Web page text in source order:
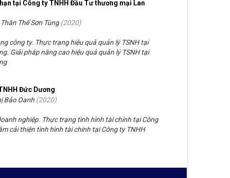
tại Công ty TNHH Đầu Tư thương mại Lan
Thế Sơn Tùng(2020)
công ty. Thực trạng hiệu quả quản lý TSNH tại
Giải pháp nâng cao hiệu quả quản lý TSNH tại
Đức Dương
Bảo Oanh (2020)
nghiệp. Thực trạng tình hình tài chính tại Công
cải thiện tình hình tài chính tại Công ty TNHH